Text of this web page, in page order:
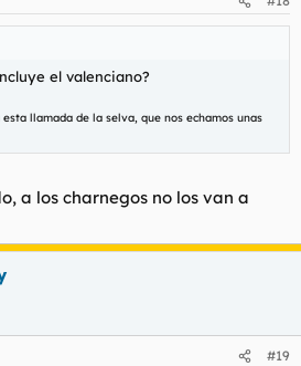
el valenciano?
llamada de la selva, que nos echamos unas
a los charnegos no los van a
#19